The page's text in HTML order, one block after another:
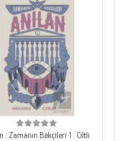
: Zamanın Bekçileri 1 : Ciltli